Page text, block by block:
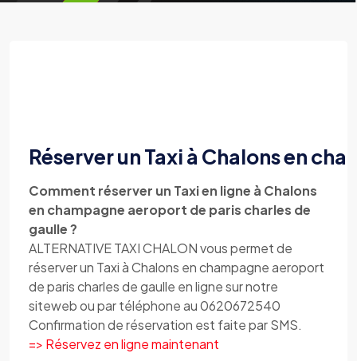
Réserver un Taxi à Chalons en
Comment réserver un Taxi en ligne à Chalons
en champagne aeroport de paris charles de
gaulle ?
ALTERNATIVE TAXI CHALON vous permet de
réserver un Taxi à Chalons en champagne aeroport
de paris charles de gaulle en ligne sur notre
siteweb ou par téléphone au 0620672540
Confirmation de réservation est faite par SMS.
=> Réservez en ligne maintenant